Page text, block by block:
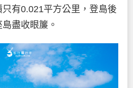
有0.021平方公里，登島後
盡收眼簾。